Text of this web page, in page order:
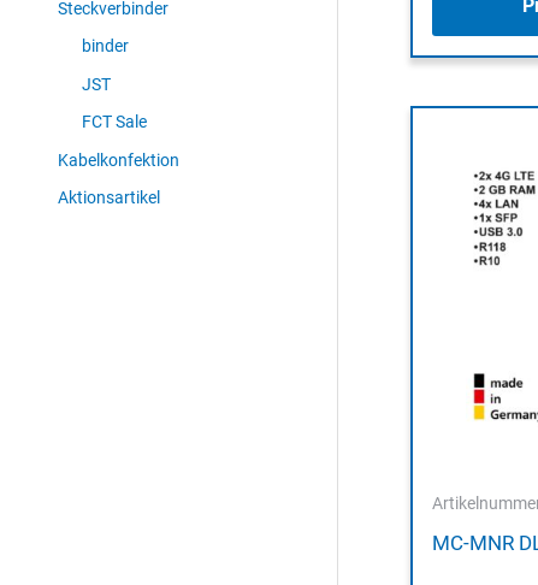
Steckverbinder
binder
JST
FCT Sale
Kabelkonfektion
Aktionsartikel
MC-MNR